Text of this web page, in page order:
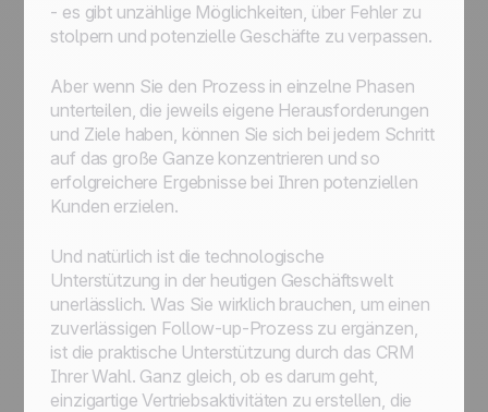
- es gibt unzählige Möglichkeiten, über Fehler zu
stolpern und potenzielle Geschäfte zu verpassen.
Aber wenn Sie den Prozess in einzelne Phasen
unterteilen, die jeweils eigene Herausforderungen
und Ziele haben, können Sie sich bei jedem Schritt
auf das große Ganze konzentrieren und so
erfolgreichere Ergebnisse bei Ihren potenziellen
Kunden erzielen.
Und natürlich ist die technologische
Unterstützung in der heutigen Geschäftswelt
unerlässlich. Was Sie wirklich brauchen, um einen
zuverlässigen Follow-up-Prozess zu ergänzen,
ist die praktische Unterstützung durch das CRM
Ihrer Wahl. Ganz gleich, ob es darum geht,
einzigartige Vertriebsaktivitäten zu erstellen, die